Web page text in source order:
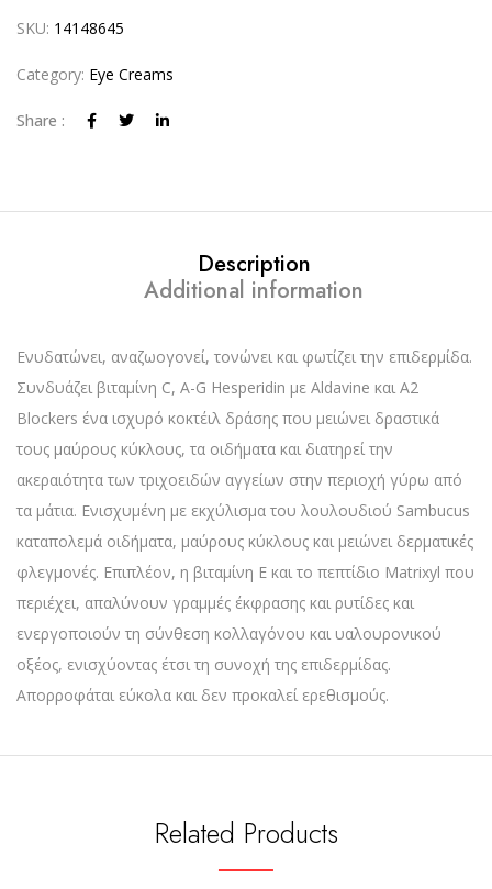
SKU: 14148645
Category: Eye Creams
Share :
Description
Additional information
Ενυδατώνει, αναζωογονεί, τονώνει και φωτίζει την επιδερμίδα.
Συνδυάζει βιταμίνη C, A-G Hesperidin με Aldavine και Α2
Blockers ένα ισχυρό κοκτέιλ δράσης που μειώνει δραστικά
τους μαύρους κύκλους, τα οιδήματα και διατηρεί την
ακεραιότητα των τριχοειδών αγγείων στην περιοχή γύρω από
τα μάτια. Ενισχυμένη με εκχύλισμα του λουλουδιού Sambucus
καταπολεμά οιδήματα, μαύρους κύκλους και μειώνει δερματικές
φλεγμονές. Επιπλέον, η βιταμίνη E και το πεπτίδιο Matrixyl που
περιέχει, απαλύνουν γραμμές έκφρασης και ρυτίδες και
ενεργοποιούν τη σύνθεση κολλαγόνου και υαλουρονικού
οξέος, ενισχύοντας έτσι τη συνοχή της επιδερμίδας.
Απορροφάται εύκολα και δεν προκαλεί ερεθισμούς.
Related Products